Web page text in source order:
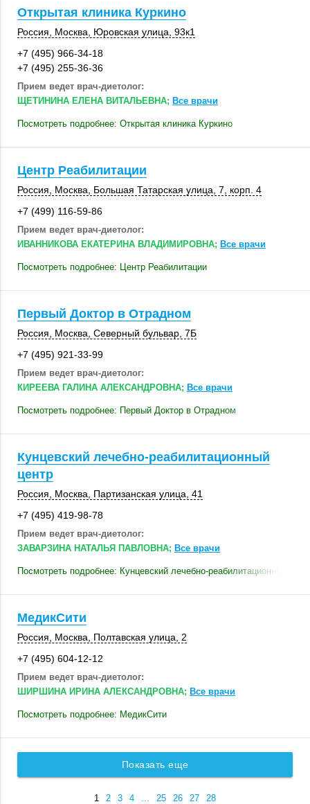
Открытая клиника Куркино
Россия Москва Юровская улица 93к1
+7 (495) 966-34-18
+7 (495) 255-36-36
Прием ведет врач-диетолог:
ЩЕТИНИНА ЕЛЕНА ВИТАЛЬЕВНА; Все врачи
Посмотреть подробнее: Открытая клиника Куркино
Центр Реабилитации
Россия Москва , Большая Татарская улица, 7, корп. 4
+7 (499) 116-59-86
Прием ведет врач-диетолог:
ИВАННИКОВА ЕКАТЕРИНА ВЛАДИМИРОВНА; Все врачи
Посмотреть подробнее: Центр Реабилитации
Первый Доктор в Отрадном
Россия Москва , Северный бульвар, 7Б
+7 (495) 921-33-99
Прием ведет врач-диетолог:
КИРЕЕВА ГАЛИНА АЛЕКСАНДРОВНА; Все врачи
Посмотреть подробнее: Первый Доктор в Отрадном
Кунцевский лечебно-реабилитационный
центр
Россия Москва , Партизанская улица, 41
+7 (495) 419-98-78
Прием ведет врач-диетолог:
ЗАВАРЗИНА НАТАЛЬЯ ПАВЛОВНА; Все врачи
Посмотреть подробнее: Кунцевский лечебно-реабилитационный
МедикСити
Россия Москва
Полтавская улица, 2
+7 (495) 604-12-12
Прием ведет врач-диетолог:
ШИРШИНА ИРИНА АЛЕКСАНДРОВНА; Все врачи
Посмотреть подробнее: МедикСити
Показать еще
1 2 3 4 ... 25 26 27 28